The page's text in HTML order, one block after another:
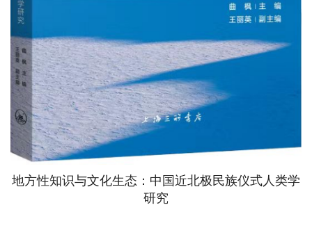
本书选取了近北极民族仪式人类学23篇代表性论文结集出版，
该组论文通过对仪式过程与文化重构的研究，呈现了近北极民
族在与自然和谐相处实践中所形成的仪式信仰与传统生态知识
体系。
地方性知识与文化生态：中国近北极民族仪式人类学
研究